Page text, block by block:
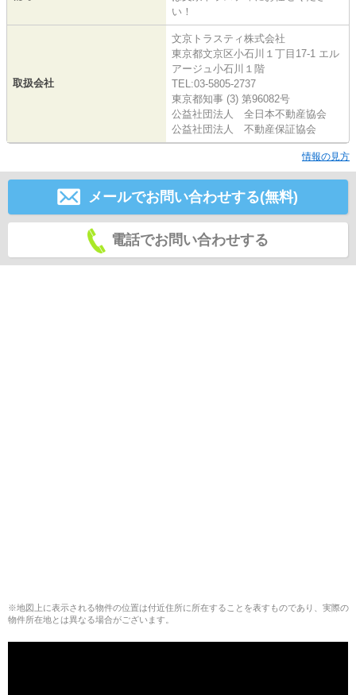
い！
取扱会社
文京トラスティ株式会社
東京都文京区小石川１丁目17-1 エル
アージュ小石川１階
TEL:03-5805-2737
東京都知事 (3) 第96082号
公益社団法人 全日本不動産協会
公益社団法人 不動産保証協会
情報の見方
メールでお問い合わせする(無料)
電話でお問い合わせする
※地図上に表示される物件の位置は付近住所に所在することを表すものであり、実際の
物件所在地とは異なる場合がございます。